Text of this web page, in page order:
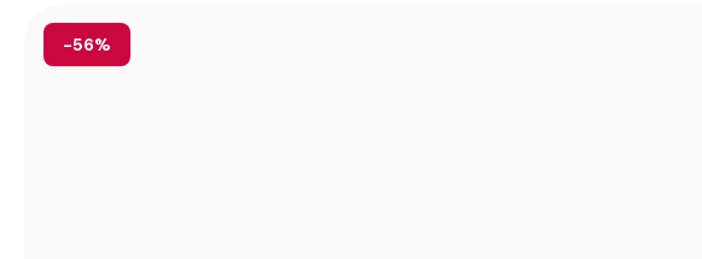
-56%